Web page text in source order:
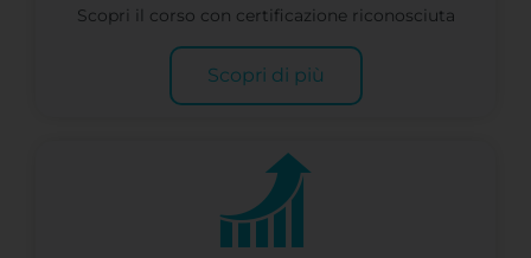
Scopri il corso con certificazione riconosciuta
Scopri di più